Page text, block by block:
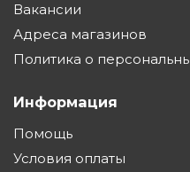
Вакансии
Адреса магазинов
Политика о
Информация
Помощь
Условия оплаты